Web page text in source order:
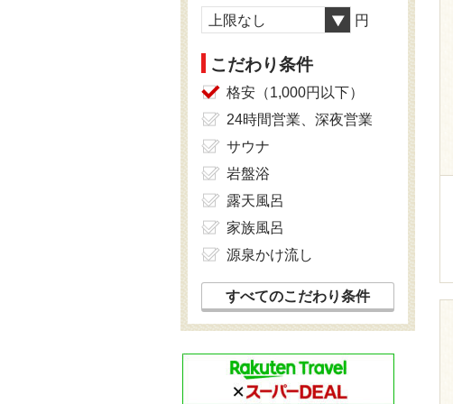
上限なし 円
こだわり条件
格安（1,000円以下）
24時間営業、深夜営業
サウナ
岩盤浴
露天風呂
家族風呂
源泉かけ流し
すべてのこだわり条件